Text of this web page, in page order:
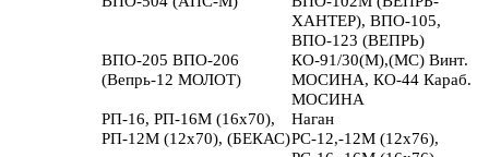
ХАНТЕР), ВПО-105,
ВПО-123 (ВЕПРЬ)
ВПО-205 ВПО-206
(Вепрь-12 МОЛОТ)
КО-91/30(М),(МС) Винт.
МОСИНА, КО-44 Караб.
МОСИНА
РП-16, РП-16М (16х70),
РП-12М (12х70), (БЕКАС)
Наган
РС-12,-12М (12х76),